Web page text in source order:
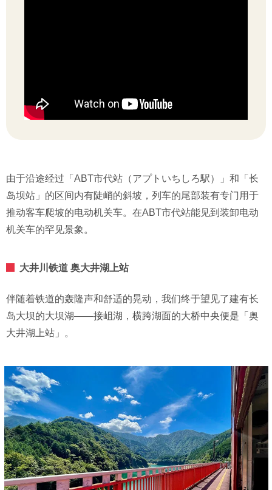
由于沿途经过「ABT市代站（アプトいちしろ駅）」和「长
岛坝站」的区间内有陡峭的斜坡，列车的尾部装有专门用于
推动客车爬坡的电动机关车。在ABT市代站能见到装卸电动
机关车的罕见景象。
大井川铁道 奥大井湖上站
伴随着铁道的轰隆声和舒适的晃动，我们终于望见了建有长
岛大坝的大坝湖——接岨湖，横跨湖面的大桥中央便是「奥
大井湖上站」。